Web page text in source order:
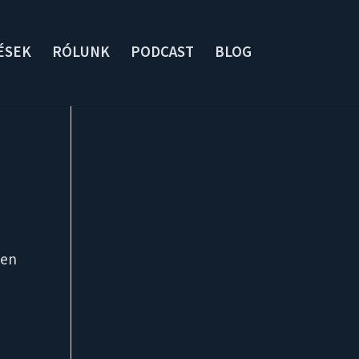
RÓLUNK PODCAST BLOG